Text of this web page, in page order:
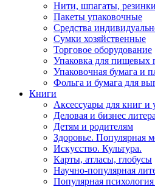
Нити, шпагаты,
Пакеты упаковочные
Средства
Сумки хозяйственные
Торговое оборудование
Упаковка для пищевых
Упаковочная бумага и
Фольга и бумага для
Книги
Аксессуары для книг и
Деловая и бизнес
Детям и родителям
Здоровье. Популярная
Искусство. Культура.
Карты, атласы, глобусы
Научно-популярная
Популярная